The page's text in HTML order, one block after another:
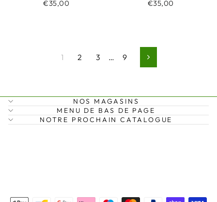
€35,00 €35,00
1 2 3 … 9 Suivant
NOS MAGASINS
MENU DE BAS DE PAGE
NOTRE PROCHAIN CATALOGUE